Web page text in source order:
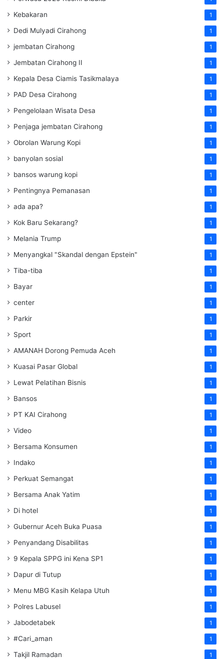
Kebakaran 1
Dedi Mulyadi Cirahong 1
jembatan Cirahong 1
Jembatan Cirahong II 1
Kepala Desa Ciamis Tasikmalaya 1
PAD Desa Cirahong 1
Pengelolaan Wisata Desa 1
Penjaga jembatan Cirahong 1
Obrolan Warung Kopi 1
banyolan sosial 1
bansos warung kopi 1
Pentingnya Pemanasan 1
ada apa? 1
Kok Baru Sekarang? 1
Melania Trump 1
Menyangkal "Skandal dengan Epstein" 1
Tiba-tiba 1
Bayar 1
center 1
Parkir 1
Sport 1
AMANAH Dorong Pemuda Aceh 1
Kuasai Pasar Global 1
Lewat Pelatihan Bisnis 1
Bansos 1
PT KAI Cirahong 1
Video 1
Bersama Konsumen 1
Indako 1
Perkuat Semangat 1
Bersama Anak Yatim 1
Di hotel 1
Gubernur Aceh Buka Puasa 1
Penyandang Disabilitas 1
9 Kepala SPPG ini Kena SP1 1
Dapur di Tutup 1
Menu MBG Kasih Kelapa Utuh 1
Polres Labusel 1
Jabodetabek 1
#Cari_aman 1
Takjil Ramadan 1